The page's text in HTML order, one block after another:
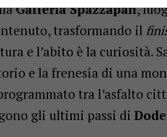
Galleria Spazzapan,
trasformando il
e l’abito è la curiosità.
e la frenesia di una
tra l’asfalto
gli ultimi passi di